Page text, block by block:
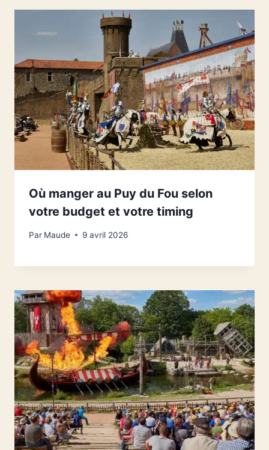
Où manger au Puy du Fou selon
votre budget et votre timing
Par Maude 9 avril 2026